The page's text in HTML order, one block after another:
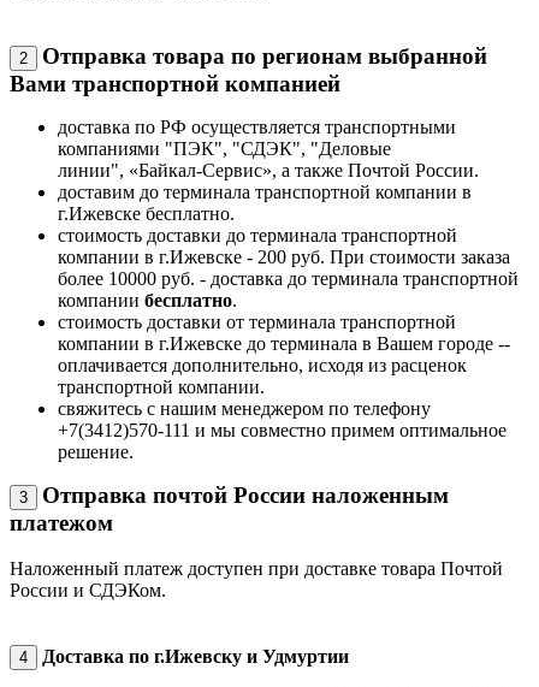
2
Отправка товара по регионам выбранной
Вами транспортной компанией
доставка по РФ осуществляется транспортными
компаниями "ПЭК", "СДЭК", "Деловые
линии", «Байкал-Сервис», а также Почтой России.
доставим до терминала транспортной компании в
г.Ижевске бесплатно.
стоимость доставки до терминала транспортной
компании в г.Ижевске - 200 руб. При стоимости заказа
более 10000 руб. - доставка до терминала транспортной
компании бесплатно.
стоимость доставки от терминала транспортной
компании в г.Ижевске до терминала в Вашем городе --
оплачивается дополнительно, исходя из расценок
транспортной компании.
свяжитесь с нашим менеджером по телефону
+7(3412)570-111 и мы совместно примем оптимальное
решение.
3
Отправка почтой России наложенным
платежом
Наложенный платеж доступен при доставке товара Почтой
России и СДЭКом.
4 Доставка по г.Ижевску и Удмуртии